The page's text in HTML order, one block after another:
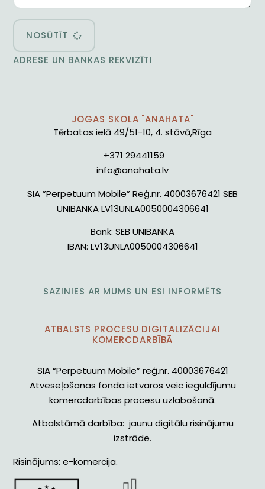
NOSŪTĪT
ADRESE UN BANKAS REKVIZĪTI
JOGAS SKOLA "ANAHATA"
Tērbatas ielā 49/51-10, 4. stāvā,Rīga
+371 29441159
info@anahata.lv
SIA ”Perpetuum Mobile” Reģ.nr. 40003676421 SEB
UNIBANKA LV13UNLA0050004306641
Bank: SEB UNIBANKA
IBAN: LV13UNLA0050004306641
SAZINIES AR MUMS UN ESI INFORMĒTS
ATBALSTS PROCESU DIGITALIZĀCIJAI
KOMERCDARBĪBĀ
SIA “Perpetuum Mobile” reģ.nr. 40003676421
Atveseļošanas fonda ietvaros veic ieguldījumu
komercdarbības procesu uzlabošanā.
Atbalstāmā darbība: jaunu digitālu risinājumu
izstrāde.
Risinājums: e-komercija.